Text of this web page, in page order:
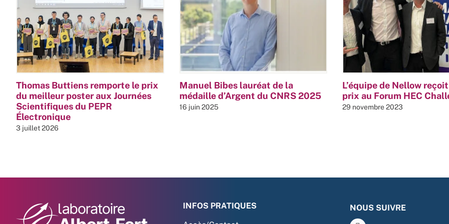
Thomas Buttiens remporte le prix
du meilleur poster aux Journées
Scientifiques du PEPR
Électronique
3 juillet 2026
Manuel Bibes lauréat de la
médaille d’Argent du CNRS 2025
16 juin 2025
L’équipe de Nellow
prix au Forum HEC
29 novembre 2023
INFOS PRATIQUES
NOUS SUIVRE